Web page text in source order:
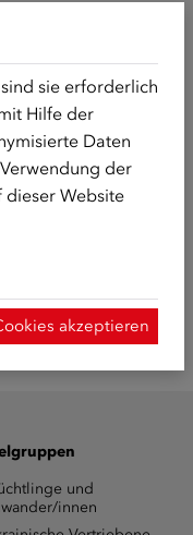
und
innen
sie erforderlich
Hilfe der
Daten
der
dieser Website
akzeptieren